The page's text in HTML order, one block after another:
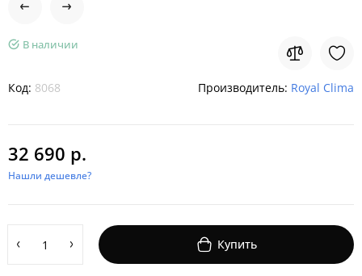
В наличии
Код: 8068 Производитель: Royal Clima
32 690 р.
Нашли дешевле?
Купить